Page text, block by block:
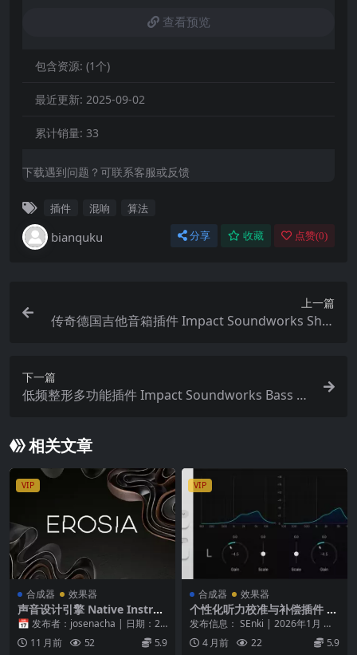
查看预览
包含资源: (1个)
最近更新: 2025-09-02
累计销量: 33
下载遇到问题？可联系客服或反馈
插件 混响 算法
bianquku 分享 收藏 点赞(0)
上一篇
传奇德国吉他音箱插件 Impact Soundworks Shre
下一篇
低频整形多功能插件 Impact Soundworks Bass Sc
相关文章
VIP
合成器 效果器
声音设计引擎 Native Instru
ments Erosia KONTAKT
📅 发布者：josenacha | 日期：20
25-08-28 | 💾 大小：6...
11 月前 52 5.9
VIP
合成器 效果器
个性化听力校准与补偿插件 –
Plugin Alliance HEARS Perf
ection v1.0.0-SEnki
发布信息： SEnki | 2026年1月 平
台： Windows / macO...
4 月前 22 5.9